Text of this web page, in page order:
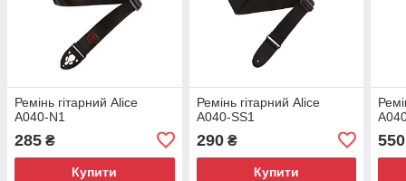
Ремінь гітарний Alice
A040-N1
285 ₴
Купити
Ремінь гітарний Alice
A040-SS1
290₴
Купити
550